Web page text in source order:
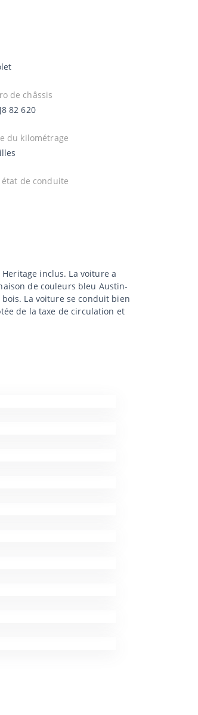
de châssis
82 620
du kilométrage
état de conduite
inclus. La voiture a
de couleurs bleu Austin-
La voiture se conduit bien
de la taxe de circulation et